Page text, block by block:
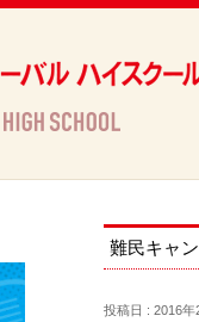
難民キャ
投稿日 : 2016年